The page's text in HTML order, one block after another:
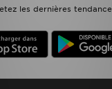
les dernières